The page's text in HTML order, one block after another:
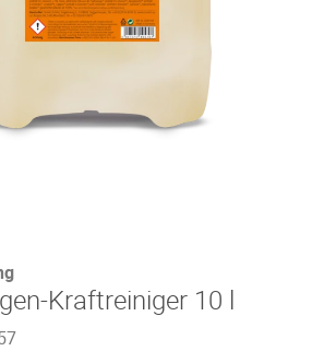
Kraftreiniger 10 l